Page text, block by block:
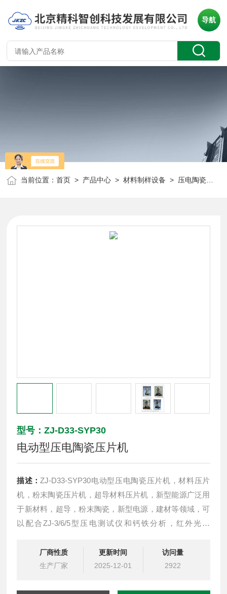
导航
当前位置：首页 > 产品中心 >材料制样设备 > 压电陶瓷压片机
型号：ZJ-D33-SYP30
电动型压电陶瓷压片机
描述：ZJ-D33-SYP30电动型压电陶瓷压片机，材料压片
机，粉末陶瓷压片机，超导材料压片机，新型能源广泛用
于新材料，超导，粉末陶瓷，新型电源，建材等领域，可
以配合ZJ-3/6/5型压电测试仪和钙铁分析，红外光谱
具可以压制成各种各样的片,柱及异型体,组合体等进行科
学研究，应用非常广泛,使用简单、方便、可靠。目前是国
厂商性质
生产厂家
更新时间
2025-12-01
访问量
2922